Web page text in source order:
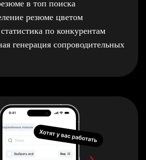
в топ поиска
резюме цветом
по конкурентам
генерация сопроводительных